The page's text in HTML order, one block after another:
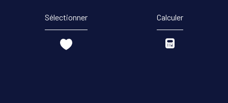
Sélectionner Calculer